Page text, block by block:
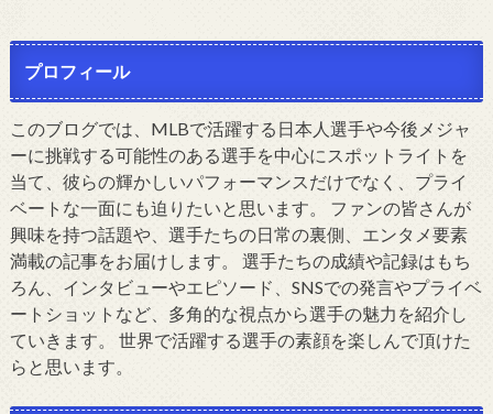
プロフィール
このブログでは、MLBで活躍する日本人選手や今後メジャ
ーに挑戦する可能性のある選手を中心にスポットライトを
当て、彼らの輝かしいパフォーマンスだけでなく、プライ
ベートな一面にも迫りたいと思います。 ファンの皆さんが
興味を持つ話題や、選手たちの日常の裏側、エンタメ要素
満載の記事をお届けします。 選手たちの成績や記録はもち
ろん、インタビューやエピソード、SNSでの発言やプライベ
ートショットなど、多角的な視点から選手の魅力を紹介し
ていきます。 世界で活躍する選手の素顔を楽しんで頂けた
らと思います。